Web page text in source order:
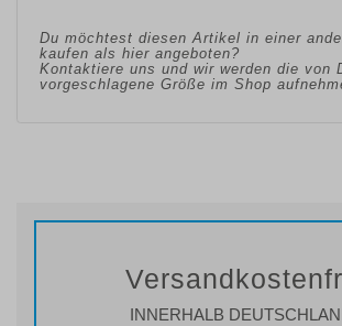
Du möchtest diesen Artikel in einer
kaufen als hier angeboten?
Kontaktiere uns und wir werden die von
vorgeschlagene Größe im Shop
INNERHALB